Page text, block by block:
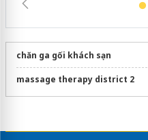
chăn ga gối khách sạn
massage therapy district 2